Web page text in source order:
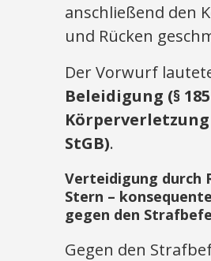
anschließend den
und Rücken
Der Vorwurf
Beleidigung (§
Körperverletzung
StGB).
Verteidigung durch
Stern –
gegen den
Gegen den